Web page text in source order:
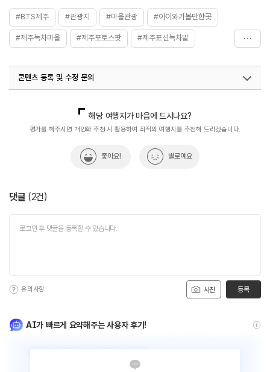
#BTS제주 #관광지 #마을관광 #아이와가볼만한곳
#제주녹차마을 #제주포토스팟 #제주표선녹차밭
콘텐츠 등록 및 수정 문의
해당 여행지가 마음에 드시나요?
평가를 해주시면 개인화 추천 시 활용하여 최적의 여행지를 추천해 드리겠습니다.
좋아요! 별로예요
댓글 (2건)
사진
유의사항 등록
AI가 빠르게 요약해주는 사용자 후기!